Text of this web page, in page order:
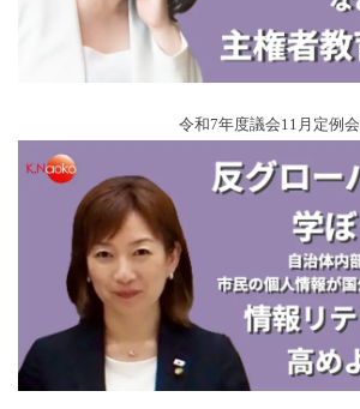
令和7年度議会11月定例会